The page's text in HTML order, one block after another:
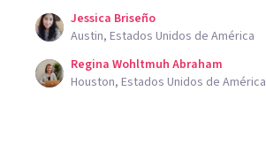
Jessica Briseño
Austin, Estados Unidos de América
Regina Wohltmuh Abraham
Houston, Estados Unidos de América